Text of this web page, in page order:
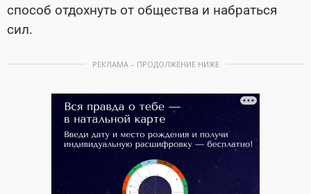
способ отдохнуть от общества и набраться
сил.
РЕКЛАМА – ПРОДОЛЖЕНИЕ НИЖЕ